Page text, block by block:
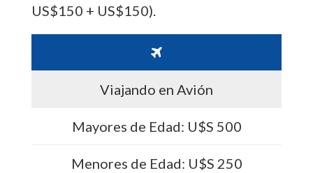
US$150 + US$150).
Viajando en Avión
Mayores de Edad: U$S 500
Menores de Edad: U$S 250